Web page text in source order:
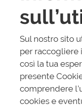
Sul nostro sito
per raccogliere
così la tua
presente
comprendere
cookies e